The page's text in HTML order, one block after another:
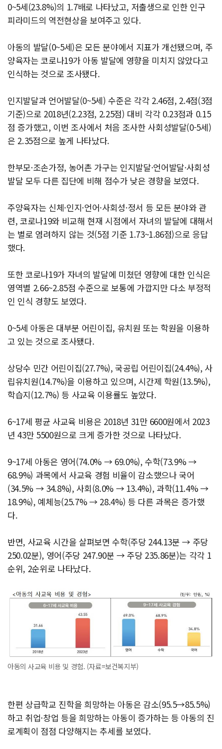
0~5세(23.8%)의 1.7배로 나타났고, 저출생으로 인한 인구
피라미드의 역전현상을 보여주고 있다.
아동의 발달(0~5세)은 모든 분야에서 지표가 개선됐으며, 주
양육자는 코로나19가 아동 발달에 영향을 미치지 않았다고
인식하는 것으로 조사됐다.
인지발달과 언어발달(0~5세) 수준은 각각 2.46점, 2.4점(3점
기준)으로 2018년(2.23점, 2.25점) 대비 각각 0.23점과 0.15
점 증가했고, 이번 조사에서 처음 조사한 사회성발달(0-5세)
은 2.35점으로 높게 나타났다.
한부모·조손가정, 농어촌 가구는 인지발달·언어발달·사회성
발달 모두 다른 집단에 비해 점수가 낮은 경향을 보였다.
주양육자는 신체·인지·언어·사회성·정서 등 모든 분야와 관
련, 코로나19와 비교해 현재 시점에서 자녀의 발달에 대해서
는 별로 염려하지 않는 것(5점 기준 1.73~1.86점)으로 응답
했다.
또한 코로나19가 자녀의 발달에 미쳤던 영향에 대한 인식은
영역별 2.66~2.85점 수준으로 보통에 가깝지만 다소 부정적
인 인식 경향도 보였다.
0~5세 아동은 대부분 어린이집, 유치원 또는 학원을 이용하
고 있는 것으로 조사됐다.
상당수 민간 어린이집(27.7%), 국공립 어린이집(24.4%), 사
립유치원(14.7%)을 이용하고 있으며, 시간제 학원(13.5%),
학습지(12.7%) 등 사교육 이용률도 높았다.
6~17세 평균 사교육 비용은 2018년 31만 6600원에서 2023
년 43만 5500원으로 크게 증가한 것으로 나타났다.
9~17세 아동은 영어(74.0% → 69.0%), 수학(73.9% →
68.9%) 과목에서 사교육 경험 비율이 감소했으나 국어
(34.5% → 34.8%), 사회(8.0% → 13.4%), 과학(11.4% →
18.9%), 예체능(25.7% → 28.4%) 등 다른 과목은 증가했
다.
반면, 사교육 시간을 살펴보면 수학(주당 244.13분 → 주당
250.02분), 영어(주당 247.90분 → 주당 235.86분)는 각각 1
순위, 2순위로 나타났다.
아동의 사교육 비용 및 경험. (자료=보건복지부)
한편 상급학교 진학을 희망하는 아동은 감소(95.5→85.5%)
하고 취업·창업 등을 희망하는 아동이 증가하는 등 아동의 진
로계획이 점점 다양해지는 추세를 보였다.